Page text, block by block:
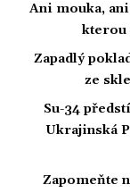
Ani mouka,
kterou
Zapadlý
ze
Su-34
Ukrajinská
Zapomeňte